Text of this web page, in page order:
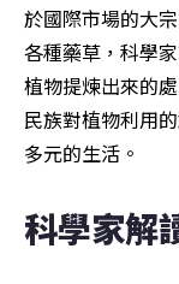
於國際市場的大
各種藥草，科學
植物提煉出來的
民族對植物利用
多元的生活。
科學家解